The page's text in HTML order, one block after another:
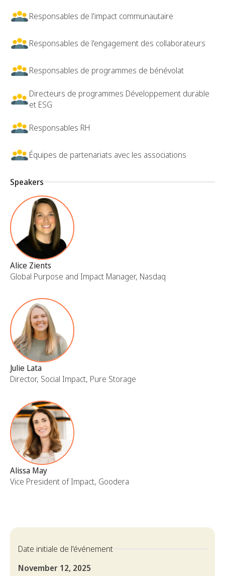
Responsables de l'impact communautaire
Responsables de l'engagement des collaborateurs
Responsables de programmes de bénévolat
Directeurs de programmes Développement durable
et ESG
Responsables RH
Équipes de partenariats avec les associations
Speakers
Alice Zients
Global Purpose and Impact Manager, Nasdaq
Julie Lata
Director, Social Impact, Pure Storage
Alissa May
Vice President of Impact, Goodera
Date initiale de l'événement
November 12, 2025